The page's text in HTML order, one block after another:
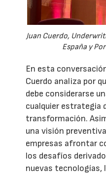
Juan Cuerdo,
España y
En esta
Cuerdo analiza por
debe considerarse
cualquier estrategia
transformación.
una visión
empresas afrontar
los desafíos
nuevas tecnologías,